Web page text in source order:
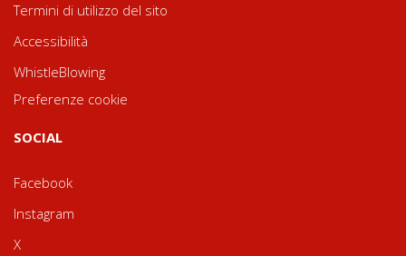
Termini di utilizzo del sito
Accessibilità
WhistleBlowing
Preferenze cookie
SOCIAL
Facebook
Instagram
X